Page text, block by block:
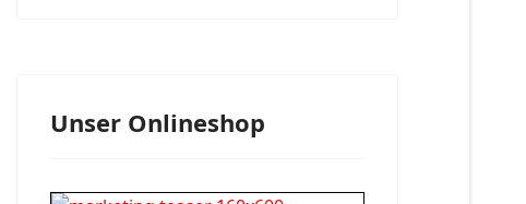
Unser Onlineshop